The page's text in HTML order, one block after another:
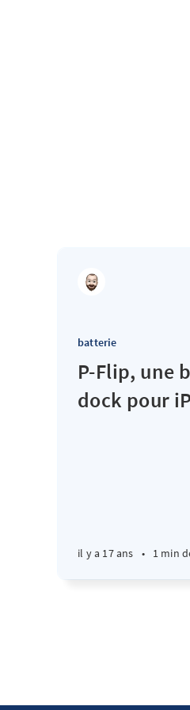
batterie
P-Flip, une
dock pour
il y a 17 ans • 1 min